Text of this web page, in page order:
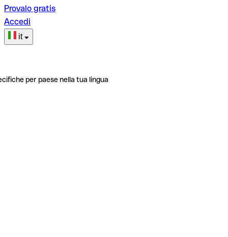
Provalo gratis
Accedi
it
per paese nella tua lingua